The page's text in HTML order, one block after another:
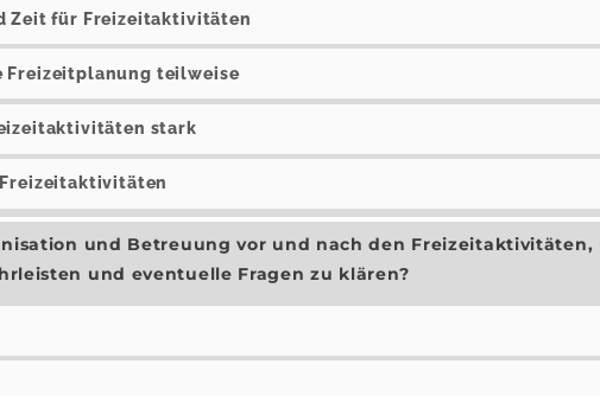
Zeit für Freizeitaktivitäten
Freizeitplanung teilweise
stark
Freizeitaktivitäten
und Betreuung vor und nach den Freizeitaktivitäten,
und eventuelle Fragen zu klären?